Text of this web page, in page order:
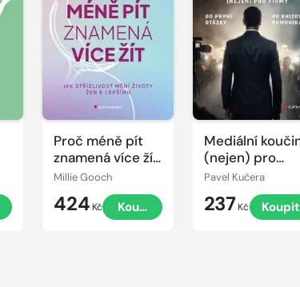
Proč méně pít
znamená více žít
- Jak střízlivost
mění životy žen
k lepšímu
Millie Gooch
424 Kč Koupit
Mediální
(nejen) pro
firmy
Pavel Kučera
237 Kč Koupit